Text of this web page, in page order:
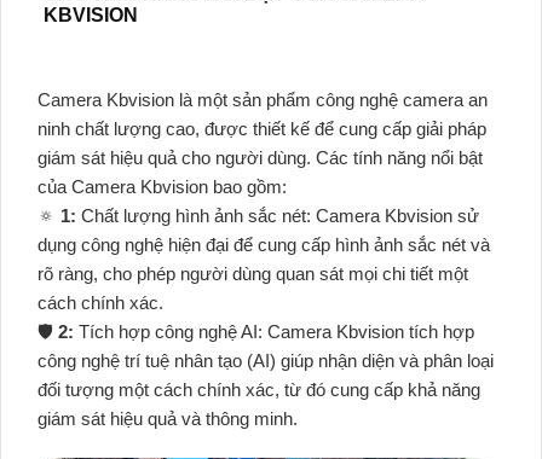
KBVISION
Camera Kbvision là một sản phẩm công nghệ camera an
ninh chất lượng cao, được thiết kế để cung cấp giải pháp
giám sát hiệu quả cho người dùng. Các tính năng nổi bật
của Camera Kbvision bao gồm:
🔅 1: Chất lượng hình ảnh sắc nét: Camera Kbvision sử
dụng công nghệ hiện đại để cung cấp hình ảnh sắc nét và
rõ ràng, cho phép người dùng quan sát mọi chi tiết một
cách chính xác.
🛡 2: Tích hợp công nghệ AI: Camera Kbvision tích hợp
công nghệ trí tuệ nhân tạo (AI) giúp nhận diện và phân loại
đối tượng một cách chính xác, từ đó cung cấp khả năng
giám sát hiệu quả và thông minh.